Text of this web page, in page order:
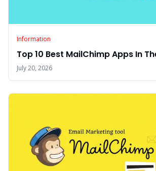
Information
Top 10 Best MailChimp Apps In
July 20, 2026